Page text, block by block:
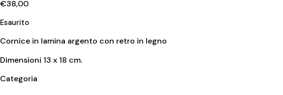
€38,00
Esaurito
Cornice in lamina argento con retro in legno
Dimensioni 13 x 18 cm.
Categoria